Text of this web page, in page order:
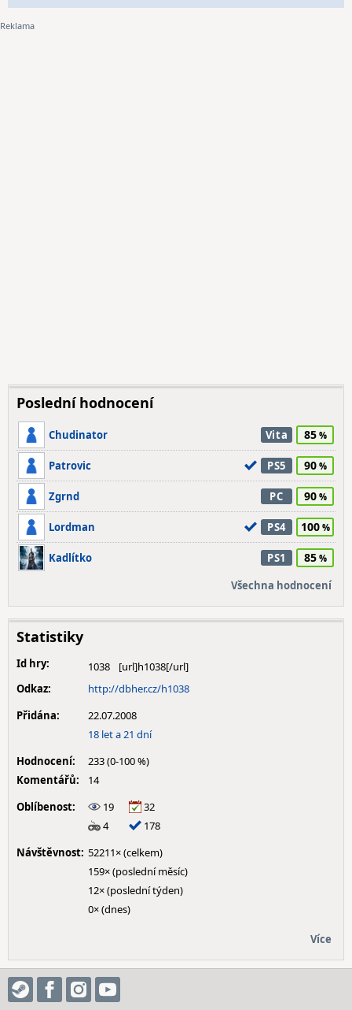
Poslední hodnocení
Chudinator Vita 85
Patrovic PS5 90
Zgrnd PC 90
Lordman PS4 100
Kadlítko PS1 85
Všechna hodnocení
Statistiky
Id hry:
1038
Odkaz:
http://dbher.cz/h1038
Přidána:
22.07.2008
18 let a 21 dní
Hodnocení:
233 (0-100 %)
Komentářů:
14
Oblíbenost:
19
32
4
178
Návštěvnost: 52211× (celkem)
159× (poslední měsíc)
12× (poslední týden)
0× (dnes)
Více